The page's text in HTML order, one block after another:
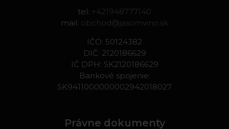
tel: +421948777140
mail: obchod@jasomvino.sk
IČO: 50124382
DIČ: 2120186629
IČ DPH: SK2120186629
Bankové spojenie:
SK9411000000002942018027
Právne dokumenty